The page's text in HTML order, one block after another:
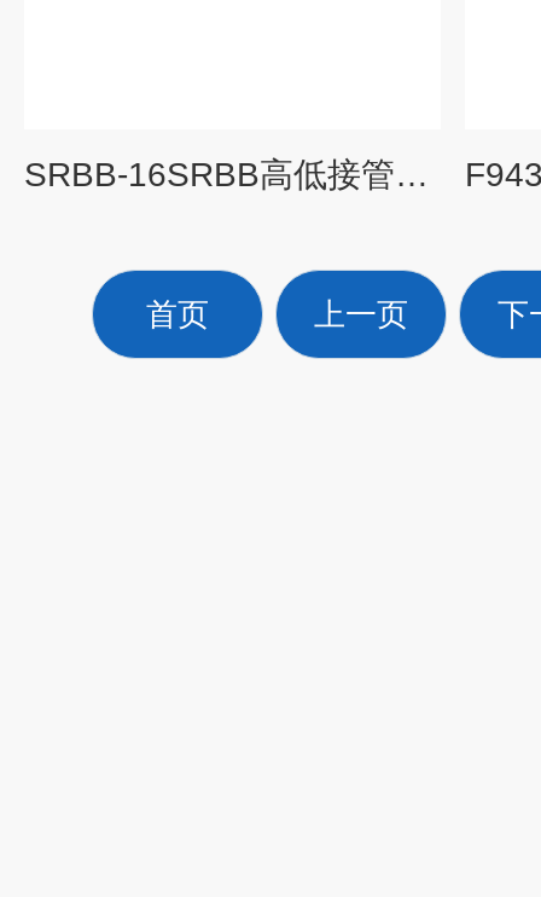
SRBB-16SRBB高低接管蓝式过滤器
首页 上一页 下